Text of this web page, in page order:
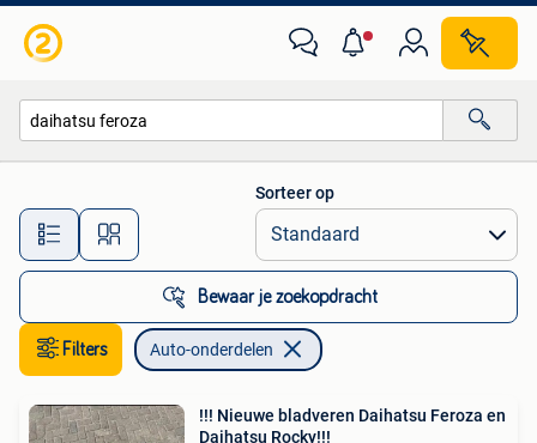
Alle afstanden…
Sorteer op
Bewaar je zoekopdracht
Filters Auto-onderdelen
!!! Nieuwe bladveren Daihatsu Feroza en
Daihatsu Rocky!!!